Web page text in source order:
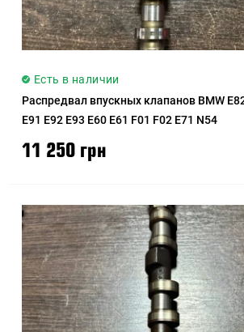
Есть в наличии
Распредвал впускных клапанов BMW
E91 E92 E93 E60 E61 F01 F02 E71 N54
11 250 грн